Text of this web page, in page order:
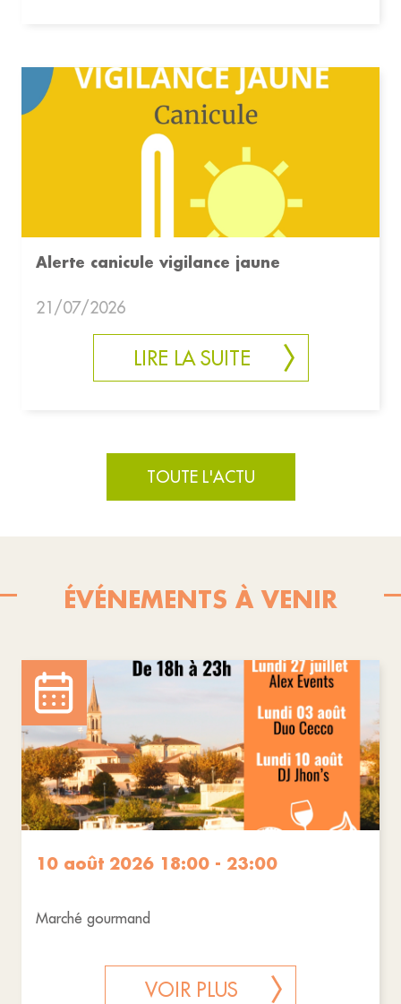
Alerte canicule vigilance jaune
21/07/2026
LIRE LA SUITE
TOUTE L'ACTU
ÉVÉNEMENTS À VENIR
10 août 2026 18:00 - 23:00
Marché gourmand
VOIR PLUS